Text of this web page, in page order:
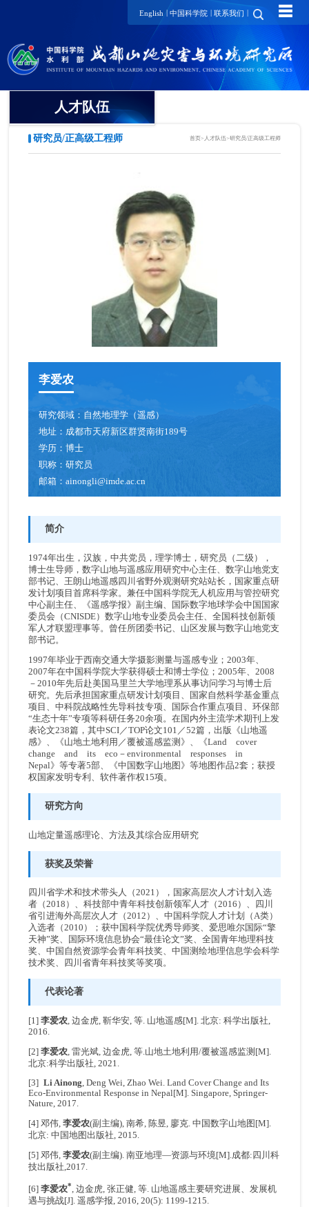
English | 中国科学院 | 联系我们 | ☰
人才队伍
院士
研究员/正高级工程师
副研究员/高级工程师
青年创新促进会成员
博士后
人才招聘
研究员/正高级工程师 首页> 人才队伍>研究员/正高级工程师
李爱农
研究领域： 自然地理学（遥感）
地址： 成都市天府新区群贤南街189号
学历：博士
职称：研究员
邮箱：ainongli@imde.ac.cn
简介
1974年出生，汉族，中共党员，理学博士，研究员（二级），
博士生导师，数字山地与遥感应用研究中心主任、数字山地党支
部书记、王朗山地遥感四川省野外观测研究站站长，国家重点研
发计划项目首席科学家。兼任中国科学院无人机应用与管控研究
中心副主任、《遥感学报》副主编、国际数字地球学会中国国家
委员会（CNISDE）数字山地专业委员会主任、全国科技创新领
军人才联盟理事等。曾任所团委书记、山区发展与数字山地党支
部书记。
1997年毕业于西南交通大学摄影测量与遥感专业；2003年、
2007年在中国科学院大学获得硕士和博士学位；2005年、2008
－2010年先后赴美国马里兰大学地理系从事访问学习与博士后
研究。先后承担国家重点研发计划项目、国家自然科学基金重点
项目、中科院战略性先导科技专项、国际合作重点项目、环保部
“生态十年”专项等科研任务20余项。在国内外主流学术期刊上发
表论文238篇，其中SCI／TOP论文101／52篇，出版《山地遥
感》、《山地土地利用／覆被遥感监测》、《Land cover
change and its eco－environmental responses in
Nepal》等专著5部、《中国数字山地图》等地图作品2套；获授
权国家发明专利、软件著作权15项。
研究方向
山地定量遥感理论、方法及其综合应用研究
获奖及荣誉
四川省学术和技术带头人（2021），国家高层次人才计划入选
者（2018）、科技部中青年科技创新领军人才（2016）、四川
省引进海外高层次人才（2012）、中国科学院人才计划（A类）
入选者（2010）；获中国科学院优秀导师奖、爱思唯尔国际“擎
天神”奖、国际环境信息协会“最佳论文”奖、全国青年地理科技
奖、中国自然资源学会青年科技奖、中国测绘地理信息学会科学
技术奖、四川省青年科技奖等奖项。
代表论著
[1]李爱农, 边金虎, 靳华安, 等. 山地遥感[M]. 北京: 科学出版社,
2016.
[2] 李爱农 , 雷光斌, 边金虎, 等.山地土地利用/覆被遥感监测[M].
北京:科学出版社, 2021.
[3]Li Ainong, Deng Wei, Zhao Wei. Land Cover Change and Its
Eco-Environmental Response in Nepal[M]. Singapore, Springer-
Nature, 2017.
[4] 邓伟,李爱农(副主编), 南希, 陈昱, 廖克. 中国数字山地图[M].
北京: 中国地图出版社, 2015.
[5] 邓伟,李爱农(副主编). 南亚地理—资源与环境[M].成都:四川科
技出版社,2017.
[6]李爱农*, 边金虎, 张正健, 等. 山地遥感主要研究进展、发展机
遇与挑战[J]. 遥感学报, 2016, 20(5): 1199-1215.